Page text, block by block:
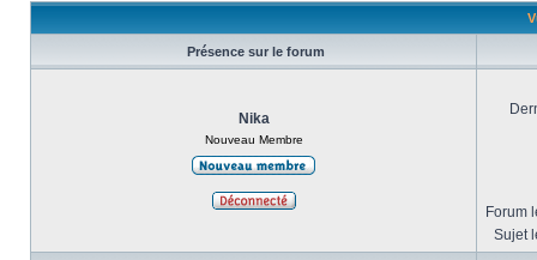
Présence sur le forum
Nika
Nouveau Membre
Forum
Sujet